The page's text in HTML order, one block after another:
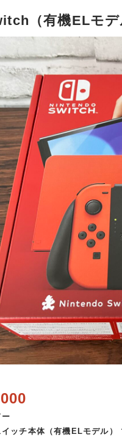
（有機ELモ
ッチ本体（有機ELモデル）